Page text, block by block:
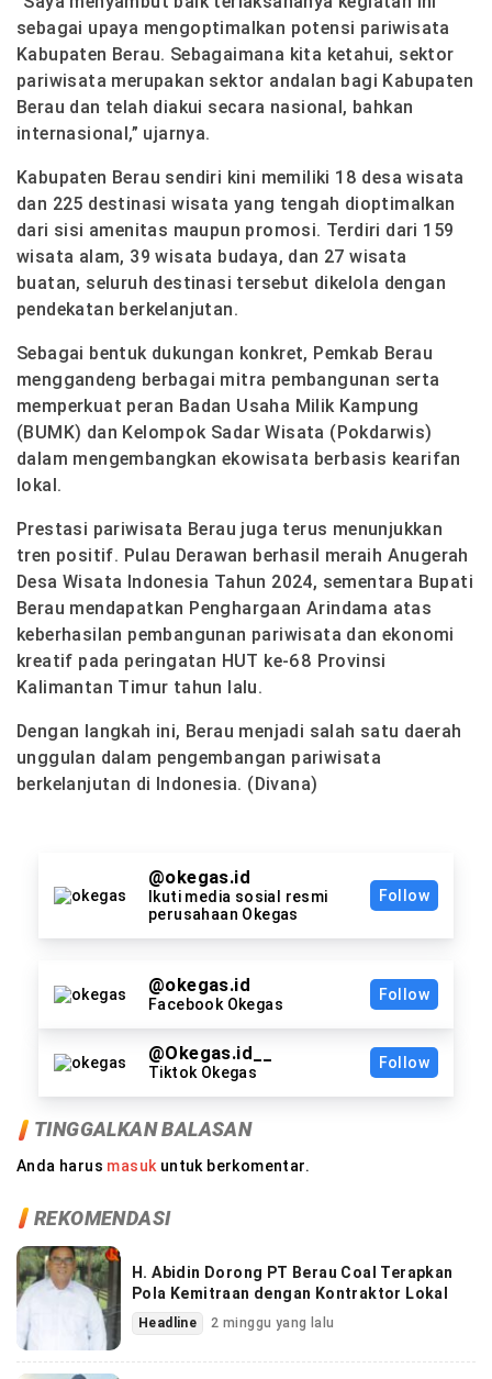
sebagai upaya mengoptimalkan potensi pariwisata
Kabupaten Berau. Sebagaimana kita ketahui, sektor
pariwisata merupakan sektor andalan bagi Kabupaten
Berau dan telah diakui secara nasional, bahkan
internasional,” ujarnya.
Kabupaten Berau sendiri kini memiliki 18 desa wisata
dan 225 destinasi wisata yang tengah dioptimalkan
dari sisi amenitas maupun promosi. Terdiri dari 159
wisata alam, 39 wisata budaya, dan 27 wisata
buatan, seluruh destinasi tersebut dikelola dengan
pendekatan berkelanjutan.
Sebagai bentuk dukungan konkret, Pemkab Berau
menggandeng berbagai mitra pembangunan serta
memperkuat peran Badan Usaha Milik Kampung
(BUMK) dan Kelompok Sadar Wisata (Pokdarwis)
dalam mengembangkan ekowisata berbasis kearifan
lokal.
Prestasi pariwisata Berau juga terus menunjukkan
tren positif. Pulau Derawan berhasil meraih Anugerah
Desa Wisata Indonesia Tahun 2024, sementara Bupati
Berau mendapatkan Penghargaan Arindama atas
keberhasilan pembangunan pariwisata dan ekonomi
kreatif pada peringatan HUT ke-68 Provinsi
Kalimantan Timur tahun lalu.
Dengan langkah ini, Berau menjadi salah satu daerah
unggulan dalam pengembangan pariwisata
berkelanjutan di Indonesia. (Divana)
@okegas.id
Ikuti media sosial resmi
perusahaan Okegas
Follow
@okegas.id
Facebook Okegas
Follow
@Okegas.id__
Tiktok Okegas
Follow
TINGGALKAN BALASAN
Anda harus masukuntuk berkomentar.
REKOMENDASI
H. Abidin Dorong PT Berau Coal Terapkan
Pola Kemitraan dengan Kontraktor Lokal
Headline 2 minggu yang lalu